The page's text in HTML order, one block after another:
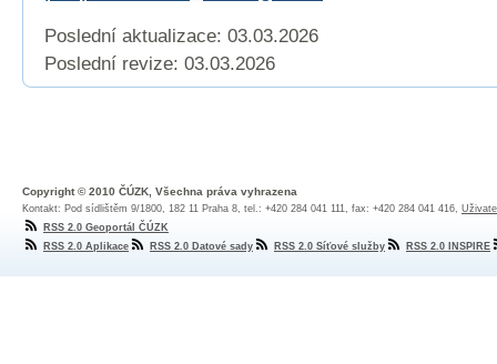
Poslední aktualizace: 03.03.2026
Poslední revize: 03.03.2026
Copyright © 2010 ČÚZK, Všechna práva vyhrazena
Kontakt: Pod sídlištěm 9/1800, 182 11 Praha 8, tel.: +420 284 041 111, fax: +420 284 041 416,
RSS 2.0 Geoportál ČÚZK
RSS 2.0 Aplikace
RSS 2.0 Datové sady RSS 2.0 Síťové služby RSS 2.0 INSPIRE